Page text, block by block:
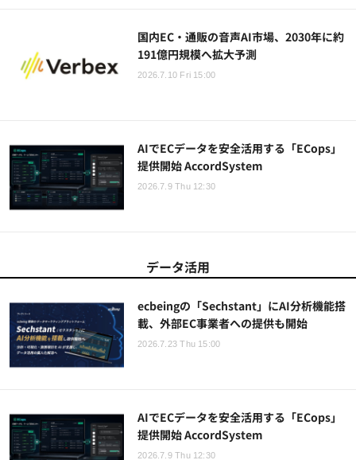
国内EC・通販の音声AI市場、2030年に約
191億円規模へ拡大予測
2026.7.10 Fri 15:00
AIでECデータを安全活用する「ECops」
提供開始 AccordSystem
2026.7.9 Thu 12:30
データ活用
ecbeingの「Sechstant」にAI分析機能搭
載、外部EC事業者への提供も開始
2026.7.23 Thu 15:00
AIでECデータを安全活用する「ECops」
提供開始 AccordSystem
2026.7.9 Thu 12:30